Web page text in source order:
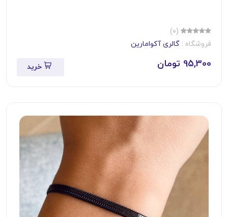
(0)
فروشگاه : گالری آکوامارین
95,300 تومان خرید